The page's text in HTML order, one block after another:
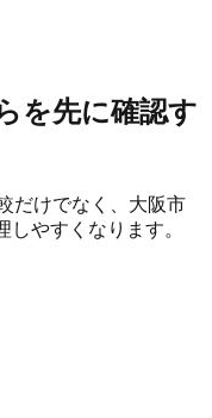
を先に確認す
だけでなく、大阪市
やすくなります。